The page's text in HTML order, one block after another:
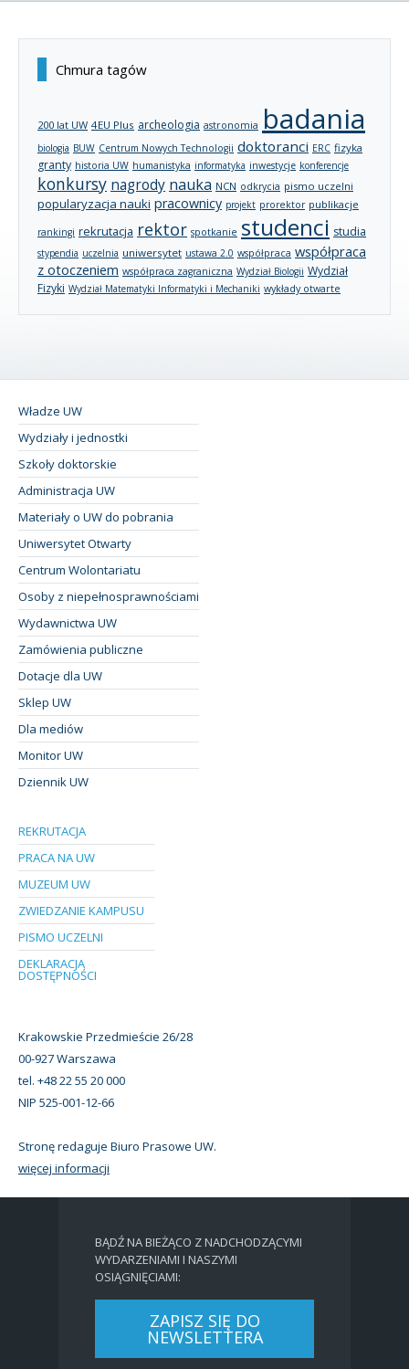
Chmura tagów
200 lat UW 4EU Plus archeologia astronomia badania
biologia BUW Centrum Nowych Technologii doktoranci ERC fizyka
granty historia UW humanistyka informatyka inwestycje konferencje
konkursy nagrody nauka NCN odkrycia pismo uczelni
popularyzacja nauki pracownicy projekt prorektor publikacje
rankingi rekrutacja rektor spotkanie studenci studia
stypendia uczelnia uniwersytet ustawa 2.0 współpraca współpraca
z otoczeniem współpraca zagraniczna Wydział Biologii Wydział
Fizyki Wydział Matematyki Informatyki i Mechaniki wykłady otwarte
Władze UW
Wydziały i jednostki
Szkoły doktorskie
Administracja UW
Materiały o UW do pobrania
Uniwersytet Otwarty
Centrum Wolontariatu
Osoby z niepełnosprawnościami
Wydawnictwa UW
Zamówienia publiczne
Dotacje dla UW
Sklep UW
Dla mediów
Monitor UW
Dziennik UW
REKRUTACJA
PRACA NA UW
MUZEUM UW
ZWIEDZANIE KAMPUSU
PISMO UCZELNI
DEKLARACJA
DOSTĘPNOŚCI
Krakowskie Przedmieście 26/28
00-927 Warszawa
tel. +48 22 55 20 000
NIP 525-001-12-66
Stronę redaguje Biuro Prasowe UW.
więcej informacji
BĄDŹ NA BIEŻĄCO Z NADCHODZĄCYMI
WYDARZENIAMI I NASZYMI
OSIĄGNIĘCIAMI:
ZAPISZ SIĘ DO
NEWSLETTERA